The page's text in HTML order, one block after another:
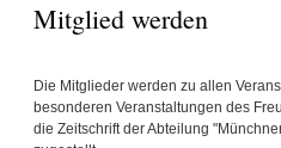
Mitglied werden
Die Mitglieder werden zu allen
besonderen Veranstaltungen des
die Zeitschrift der Abteilung